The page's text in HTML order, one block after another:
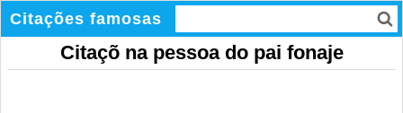
Citações famosas
Citaçõ na pessoa do pai fonaje